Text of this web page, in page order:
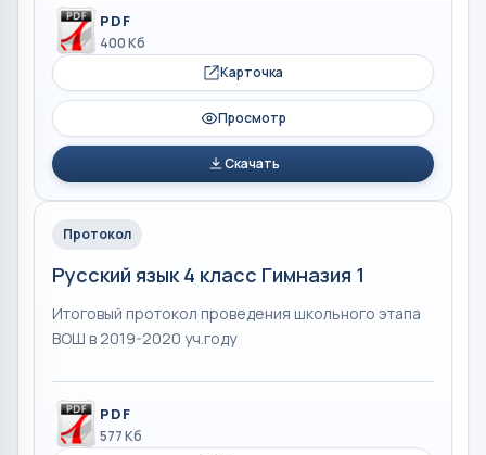
PDF
400 Кб
Карточка
Просмотр
Скачать
Протокол
Русский язык 4 класс Гимназия 1
Итоговый протокол проведения школьного этапа
ВОШ в 2019-2020 уч.году
PDF
577 Кб